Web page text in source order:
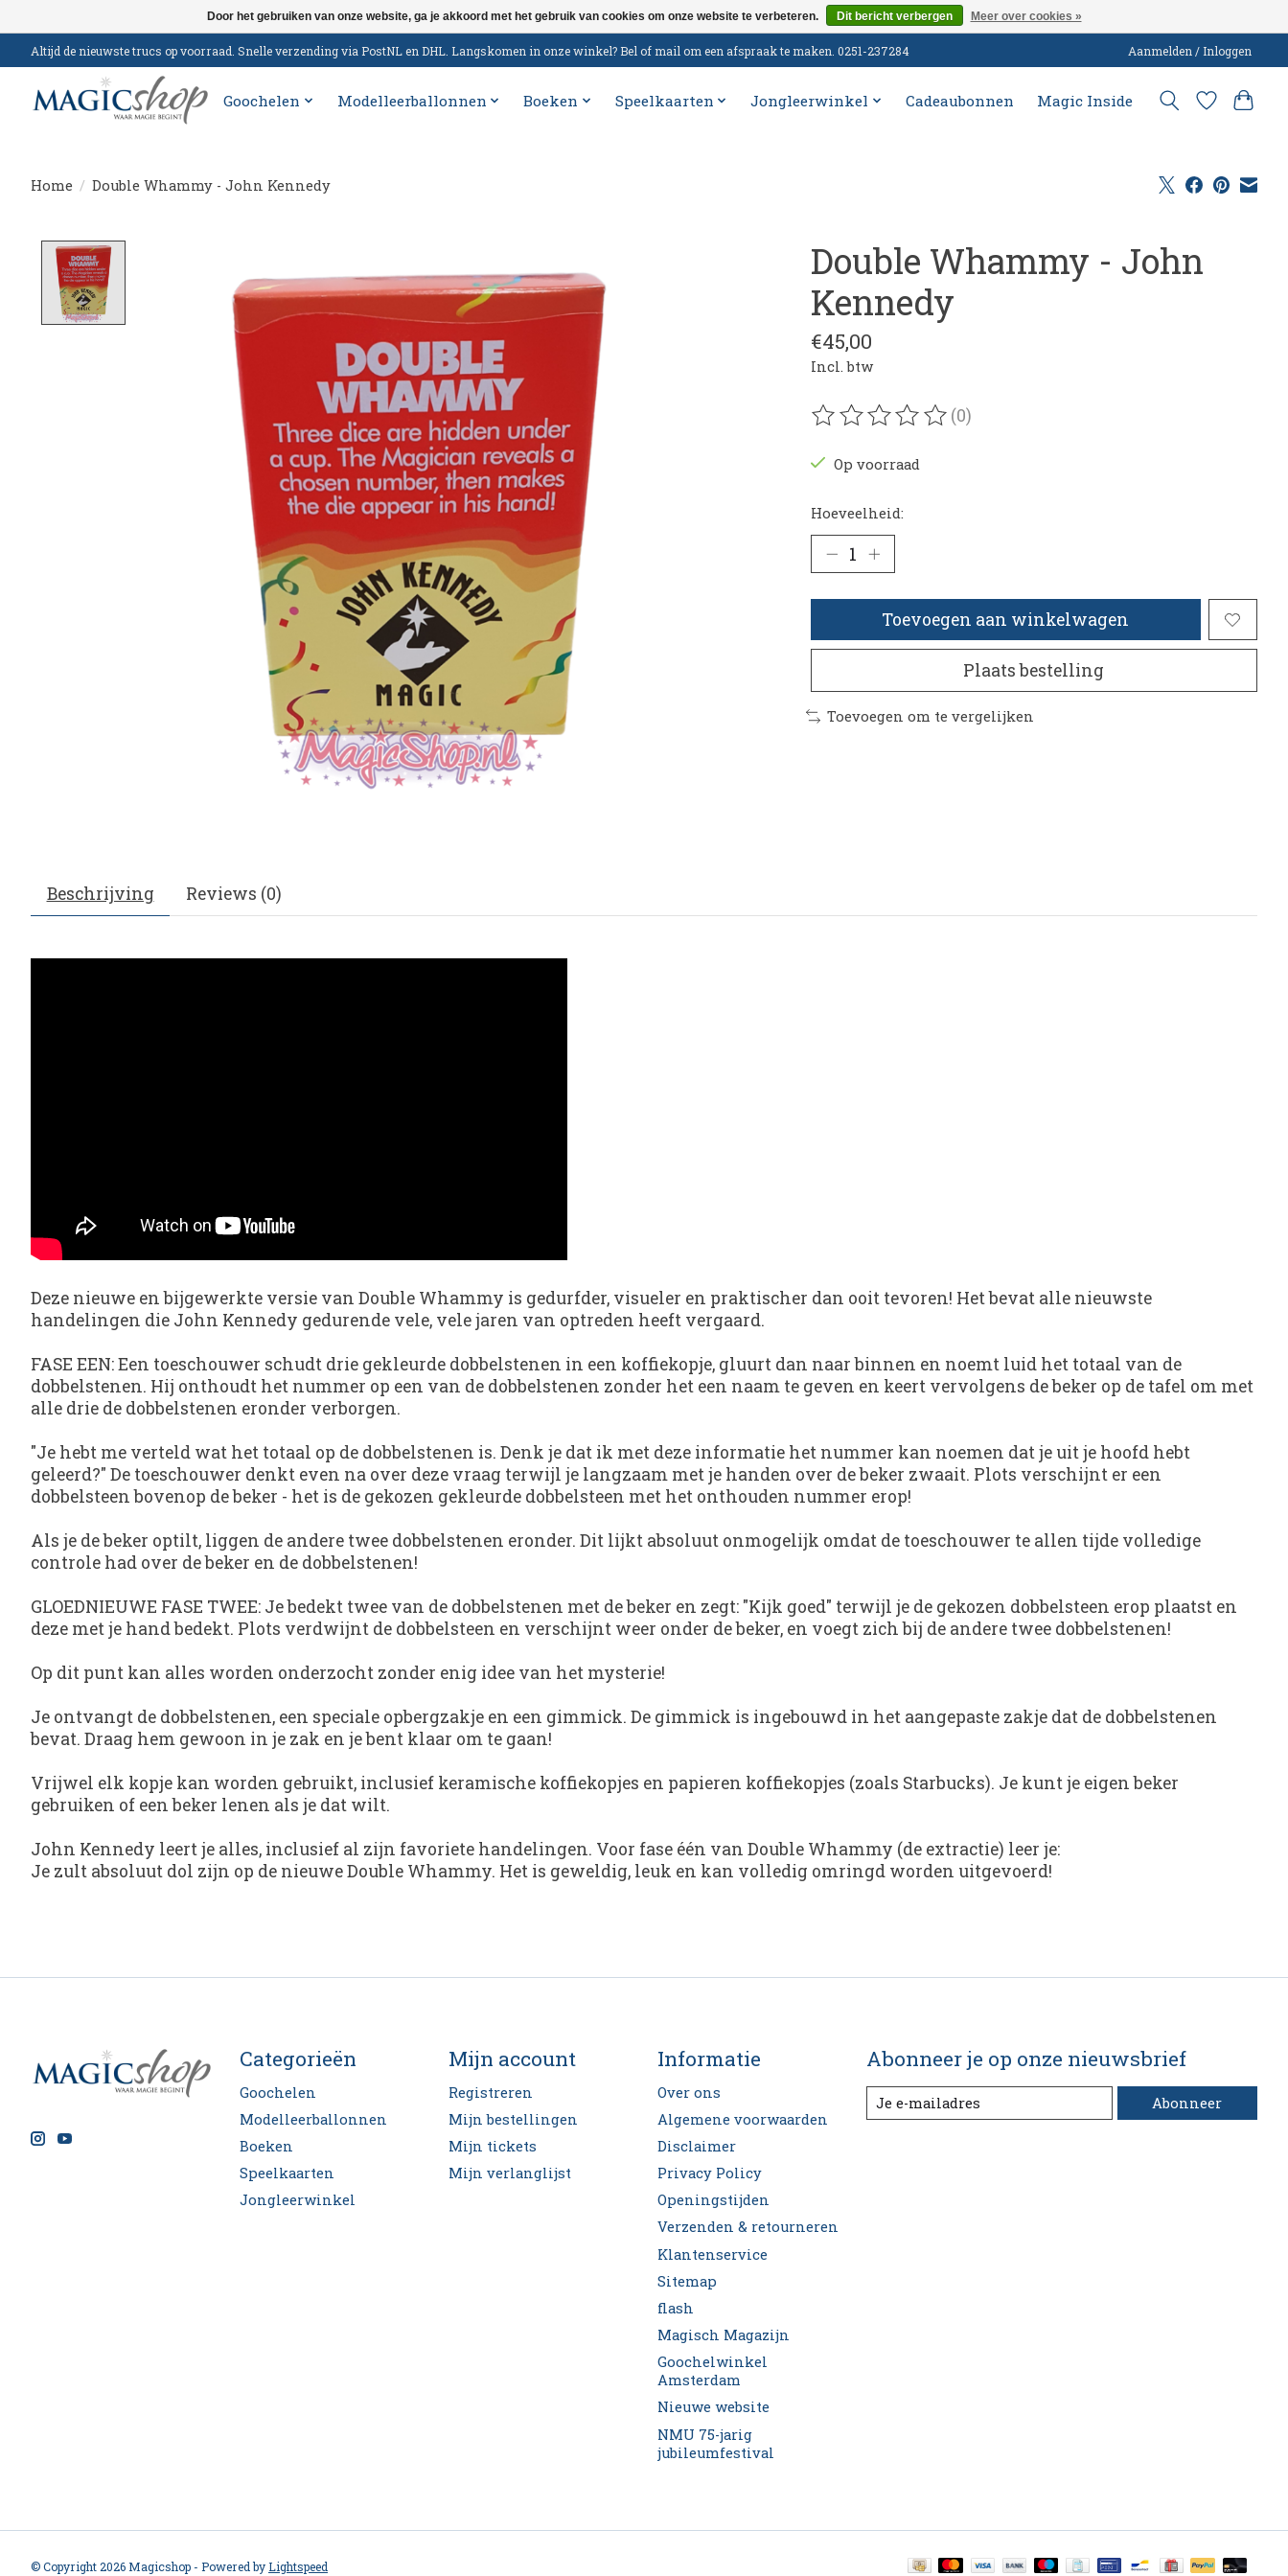
Altijd de nieuwste trucs op voorraad. Snelle verzending via PostNL en DHL. Langskomen in onze winkel? Bel of mail om een afspraak te maken. 0251-237284 Aanmelden / Inloggen
Goochelen Modelleerballonnen Boeken Speelkaarten Jongleerwinkel Cadeaubonnen Magic Inside
Home / Double Whammy - John Kennedy
Double Whammy - John
Kennedy
€45,00
Incl. btw
De beoordeling van dit product is
(0)
Op voorraad
Hoeveelheid:
Toevoegen aan winkelwagen
Plaats bestelling
Toevoegen om te vergelijken
Beschrijving Reviews (0)
Deze nieuwe en bijgewerkte versie van Double Whammy is gedurfder, visueler en praktischer dan ooit tevoren! Het bevat alle nieuwste
handelingen die John Kennedy gedurende vele, vele jaren van optreden heeft vergaard.
FASE EEN: Een toeschouwer schudt drie gekleurde dobbelstenen in een koffiekopje, gluurt dan naar binnen en noemt luid het totaal van de
dobbelstenen. Hij onthoudt het nummer op een van de dobbelstenen zonder het een naam te geven en keert vervolgens de beker op de tafel om met
alle drie de dobbelstenen eronder verborgen.
"Je hebt me verteld wat het totaal op de dobbelstenen is. Denk je dat ik met deze informatie het nummer kan noemen dat je uit je hoofd hebt
geleerd?" De toeschouwer denkt even na over deze vraag terwijl je langzaam met je handen over de beker zwaait. Plots verschijnt er een
dobbelsteen bovenop de beker - het is de gekozen gekleurde dobbelsteen met het onthouden nummer erop!
Als je de beker optilt, liggen de andere twee dobbelstenen eronder. Dit lijkt absoluut onmogelijk omdat de toeschouwer te allen tijde volledige
controle had over de beker en de dobbelstenen!
GLOEDNIEUWE FASE TWEE: Je bedekt twee van de dobbelstenen met de beker en zegt: "Kijk goed" terwijl je de gekozen dobbelsteen erop plaatst en
deze met je hand bedekt. Plots verdwijnt de dobbelsteen en verschijnt weer onder de beker, en voegt zich bij de andere twee dobbelstenen!
Op dit punt kan alles worden onderzocht zonder enig idee van het mysterie!
Je ontvangt de dobbelstenen, een speciale opbergzakje en een gimmick. De gimmick is ingebouwd in het aangepaste zakje dat de dobbelstenen
bevat. Draag hem gewoon in je zak en je bent klaar om te gaan!
Vrijwel elk kopje kan worden gebruikt, inclusief keramische koffiekopjes en papieren koffiekopjes (zoals Starbucks). Je kunt je eigen beker
gebruiken of een beker lenen als je dat wilt.
John Kennedy leert je alles, inclusief al zijn favoriete handelingen. Voor fase één van Double Whammy (de extractie) leer je:
Je zult absoluut dol zijn op de nieuwe Double Whammy. Het is geweldig, leuk en kan volledig omringd worden uitgevoerd!
Categorieën
Goochelen
Modelleerballonnen
Boeken
Speelkaarten
Jongleerwinkel
Mijn account
Registreren
Mijn bestellingen
Mijn tickets
Mijn verlanglijst
Informatie
Over ons
Algemene voorwaarden
Disclaimer
Privacy Policy
Openingstijden
Verzenden & retourneren
Klantenservice
Sitemap
flash
Magisch Magazijn
Goochelwinkel
Amsterdam
Nieuwe website
NMU 75-jarig
jubileumfestival
Abonneer je op onze nieuwsbrief
Abonneer
© Copyright 2026 Magicshop - Powered byLightspeed
Door het gebruiken van onze website, ga je akkoord met het gebruik van cookies om onze website te verbeteren. Dit bericht verbergen Meer over cookies »